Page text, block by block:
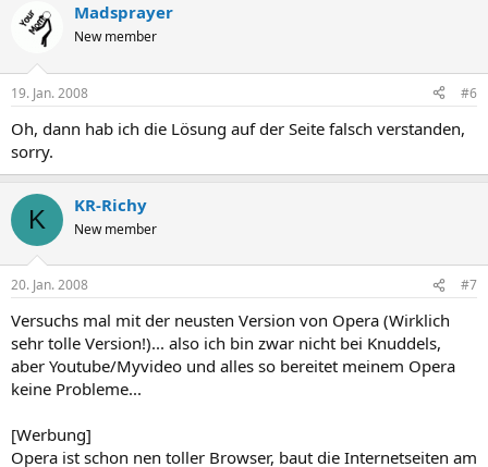
Madsprayer
New member
19. Jan. 2008 #6
Oh, dann hab ich die Lösung auf der Seite falsch verstanden,
sorry.
K KR-Richy
New member
20. Jan. 2008 #7
Versuchs mal mit der neusten Version von Opera (Wirklich
sehr tolle Version!)... also ich bin zwar nicht bei Knuddels,
aber Youtube/Myvideo und alles so bereitet meinem Opera
keine Probleme...
[Werbung]
Opera ist schon nen toller Browser, baut die Internetseiten am